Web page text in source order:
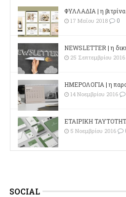
ΦΥΛΛΑΔΙΑ | η
17 Μαΐου 2018 0
NEWSLETTER | η
25 Σεπτεμβρίου 2016
ΗΜΕΡΟΛΟΓΙΑ | η
14 Νοεμβρίου 2016
ΕΤΑΙΡΙΚΗ
5 Νοεμβρίου 2016
SOCIAL